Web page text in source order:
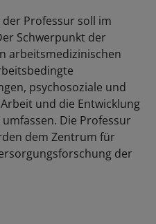
Professur soll im
Schwerpunkt der
arbeitsmedizinischen
psychosoziale und
und die Entwicklung
Die Professur
dem Zentrum für
der